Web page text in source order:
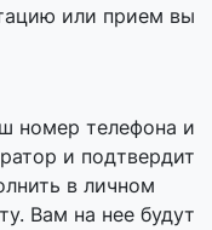
или прием вы
номер телефона и
и подтвердит
в личном
Вам на нее будут